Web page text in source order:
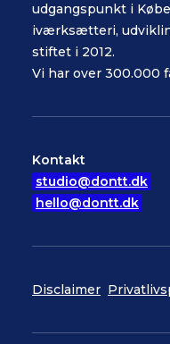
udgangspunkt i
iværksætteri,
stiftet i 2012.
Vi har over 300.000
Kontakt
studio@dontt.dk
hello@dontt.dk
Disclaimer